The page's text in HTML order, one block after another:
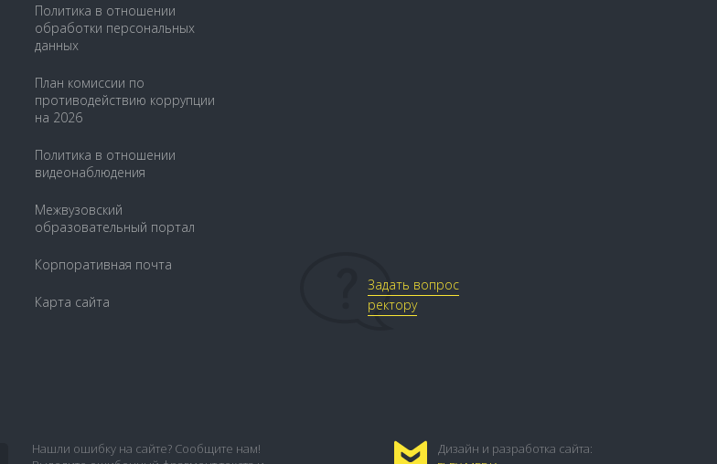
Политика в отношении
обработки персональных
данных
План комиссии по
противодействию коррупции
на 2026
Политика в отношении
видеонаблюдения
Межвузовский
образовательный портал
Корпоративная почта
Карта сайта
Задать вопрос
ректору
Нашли ошибку на сайте? Сообщите нам!
Дизайн и разработка сайта: